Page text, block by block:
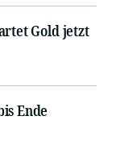
Gold jetzt
Ende